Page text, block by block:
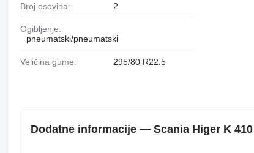
Broj osovina: 2
Ogibljenje:
pneumatski/pneumatski
Veličina gume: 295/80 R22.5
Dodatne informacije — Scania Higer K